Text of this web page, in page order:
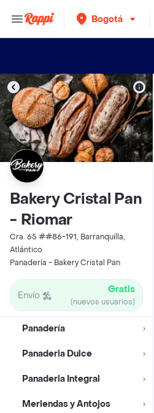
Bogotá
Bakery Cristal Pan
- Riomar
Cra. 65 ##86-191, Barranquilla,
Atlántico
Panadería - Bakery Cristal Pan
Envío Gratis
(nuevos usuarios)
Panadería
Panaderia Dulce
Panaderia Integral
Meriendas y Antojos